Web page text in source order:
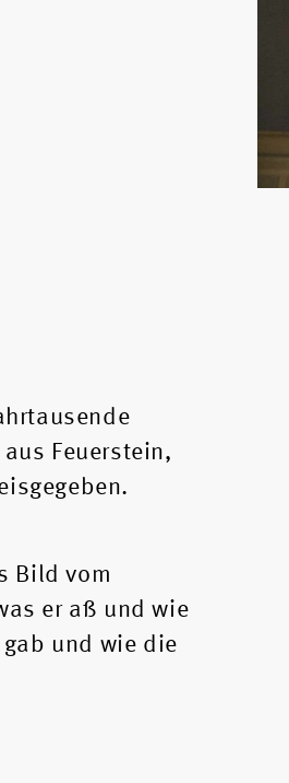
Feuerstein,
Bild vom
er aß und wie
und wie die